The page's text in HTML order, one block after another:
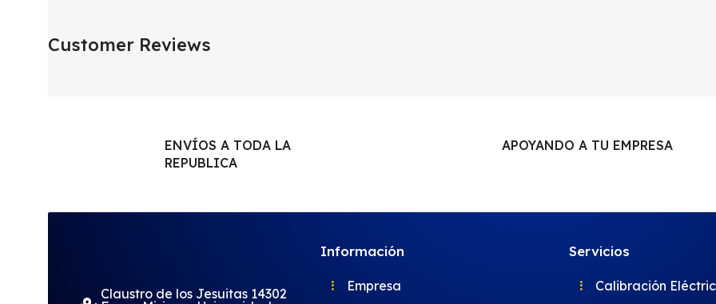
Customer Reviews
ENVÍOS A TODA LA
REPUBLICA
APOYANDO A TU EMPRESA
Claustro de los Jesuitas 14302
Información
Empresa
Servicios
Calibración